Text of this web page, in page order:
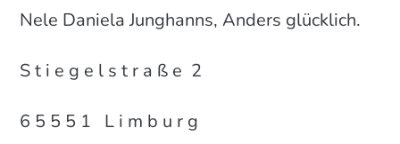
Nele Daniela Junghanns, Anders glücklich.
S t i e g e l s t r a ß e 2
6 5 5 5 1 L i m b u r g